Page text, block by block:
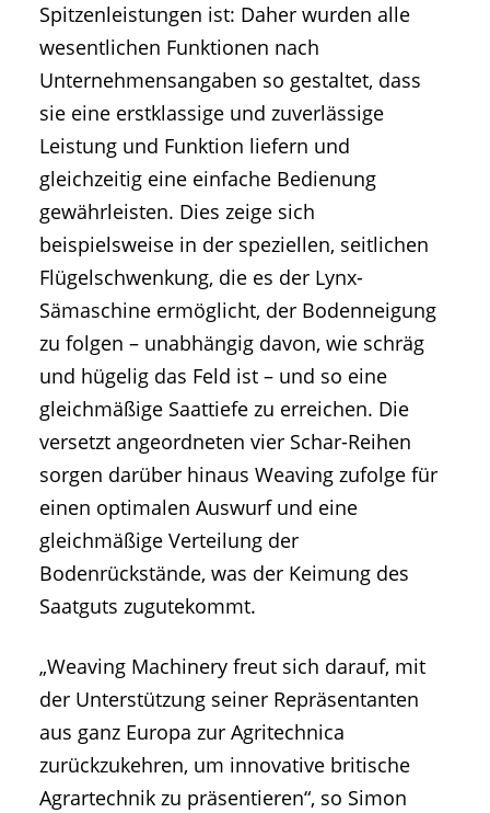
Spitzenleistungen ist: Daher wurden alle
wesentlichen Funktionen nach
Unternehmensangaben so gestaltet, dass
sie eine erstklassige und zuverlässige
Leistung und Funktion liefern und
gleichzeitig eine einfache Bedienung
gewährleisten. Dies zeige sich
beispielsweise in der speziellen, seitlichen
Flügelschwenkung, die es der Lynx-
Sämaschine ermöglicht, der Bodenneigung
zu folgen – unabhängig davon, wie schräg
und hügelig das Feld ist – und so eine
gleichmäßige Saattiefe zu erreichen. Die
versetzt angeordneten vier Schar-Reihen
sorgen darüber hinaus Weaving zufolge für
einen optimalen Auswurf und eine
gleichmäßige Verteilung der
Bodenrückstände, was der Keimung des
Saatguts zugutekommt.
„Weaving Machinery freut sich darauf, mit
der Unterstützung seiner Repräsentanten
aus ganz Europa zur Agritechnica
zurückzukehren, um innovative britische
Agrartechnik zu präsentieren“, so Simon